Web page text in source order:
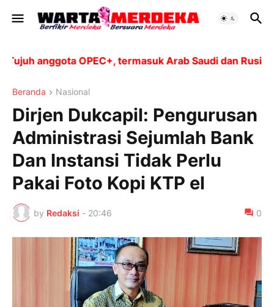
anggota OPEC+, termasuk Arab Saudi dan Rusia,
Beranda Nasional
Dirjen Dukcapil: Pengurusan
Administrasi Sejumlah Bank
Dan Instansi Tidak Perlu
Pakai Foto Kopi KTP el
by Redaksi - 20:46 0